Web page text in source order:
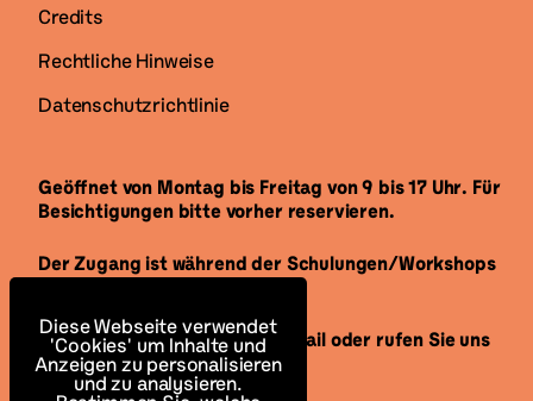
Credits
Rechtliche Hinweise
Datenschutzrichtlinie
Geöffnet von Montag bis Freitag von 9 bis 17 Uhr. Für
Besichtigungen bitte vorher reservieren.
Der Zugang ist während der Schulungen/Workshops
Senden Sie uns gerne eine E-Mail oder rufen Sie uns
an, um uns zu besuchen.
Diese Webseite verwendet
'Cookies' um Inhalte und
Anzeigen zu personalisieren
und zu analysieren.